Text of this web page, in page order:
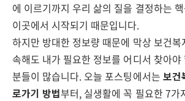
에 이르기까지 우리 삶의 질을 결정하는
이곳에서 시작되기 때문입니다.
하지만 방대한 정보량 때문에 막상 보건복
속해도 내가 필요한 정보를 어디서 찾아야
분들이 많습니다. 오늘 포스팅에서는 보건
로가기 방법부터, 실생활에 꼭 필요한 7가